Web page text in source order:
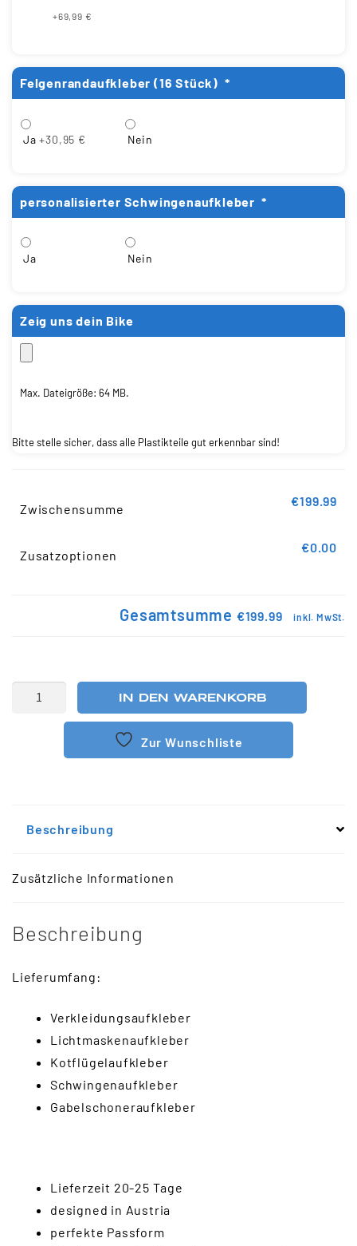
+69,99 €
Felgenrandaufkleber (16 Stück) *
Ja +30,95 € Nein
personalisierter Schwingenaufkleber *
Ja Nein
Zeig uns dein Bike
Max. Dateigröße: 64 MB.
Bitte stelle sicher, dass alle Plastikteile gut erkennbar sind!
Zwischensumme
€199.99
Zusatzoptionen
€0.00
Gesamtsumme €199.99 inkl. MwSt.
IN DEN WARENKORB
Zur Wunschliste
Beschreibung
Zusätzliche Informationen
Beschreibung
Lieferumfang:
Verkleidungsaufkleber
Lichtmaskenaufkleber
Kotflügelaufkleber
Schwingenaufkleber
Gabelschoneraufkleber
Lieferzeit 20-25 Tage
designed in Austria
perfekte Passform